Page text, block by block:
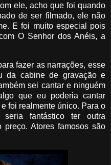
ele, acho que foi quando
de ser filmado, ele não
E foi muito especial pois
O Senhor dos Anéis, a
fazer as narrações, esse
da cabine de gravação e
sei cantar e ninguém
que eu poderia cantar
foi realmente único. Para o
fantástico ter outra
preço. Atores famosos são